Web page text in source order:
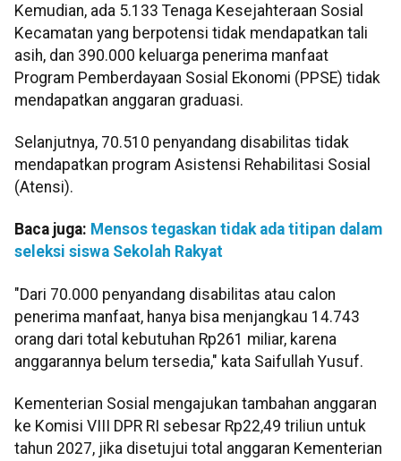
Kemudian, ada 5.133 Tenaga Kesejahteraan Sosial
Kecamatan yang berpotensi tidak mendapatkan tali
asih, dan 390.000 keluarga penerima manfaat
Program Pemberdayaan Sosial Ekonomi (PPSE) tidak
mendapatkan anggaran graduasi.
Selanjutnya, 70.510 penyandang disabilitas tidak
mendapatkan program Asistensi Rehabilitasi Sosial
(Atensi).
Baca juga: Mensos tegaskan tidak ada titipan dalam
seleksi siswa Sekolah Rakyat
"Dari 70.000 penyandang disabilitas atau calon
penerima manfaat, hanya bisa menjangkau 14.743
orang dari total kebutuhan Rp261 miliar, karena
anggarannya belum tersedia," kata Saifullah Yusuf.
Kementerian Sosial mengajukan tambahan anggaran
ke Komisi VIII DPR RI sebesar Rp22,49 triliun untuk
tahun 2027, jika disetujui total anggaran Kementerian